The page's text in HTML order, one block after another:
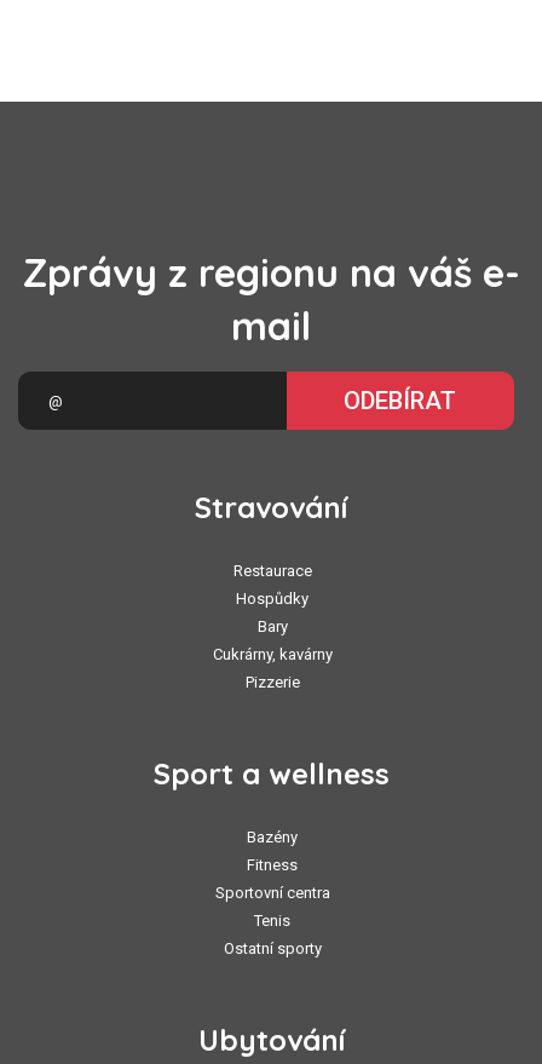
Zprávy z regionu na váš e-
mail
ODEBÍRAT
Stravování
Restaurace
Hospůdky
Bary
Cukrárny, kavárny
Pizzerie
Sport a wellness
Bazény
Fitness
Sportovní centra
Tenis
Ostatní sporty
Ubytování